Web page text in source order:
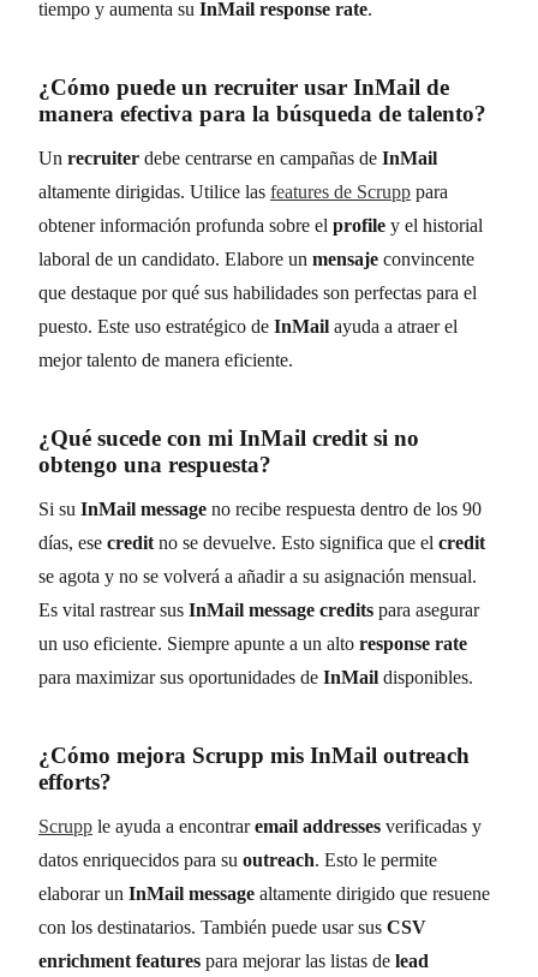
tiempo y aumenta su InMail response rate.
¿Cómo puede un recruiter usar InMail de
manera efectiva para la búsqueda de talento?
Un recruiter debe centrarse en campañas de InMail
altamente dirigidas. Utilice las features de Scrupp para
obtener información profunda sobre el profile y el historial
laboral de un candidato. Elabore un mensaje convincente
que destaque por qué sus habilidades son perfectas para el
puesto. Este uso estratégico de InMail ayuda a atraer el
mejor talento de manera eficiente.
¿Qué sucede con mi InMail credit si no
obtengo una respuesta?
Si su InMail message no recibe respuesta dentro de los 90
días, ese credit no se devuelve. Esto significa que el credit
se agota y no se volverá a añadir a su asignación mensual.
Es vital rastrear sus InMail message credits para asegurar
un uso eficiente. Siempre apunte a un alto response rate
para maximizar sus oportunidades de InMail disponibles.
¿Cómo mejora Scrupp mis InMail outreach
efforts?
Scrupp le ayuda a encontraremail addresses verificadas y
datos enriquecidos para su outreach. Esto le permite
elaborar un InMail message altamente dirigido que resuene
con los destinatarios. También puede usar sus CSV
enrichment features para mejorar las listas de lead